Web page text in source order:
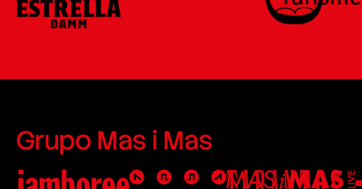
Grupo Mas i Mas